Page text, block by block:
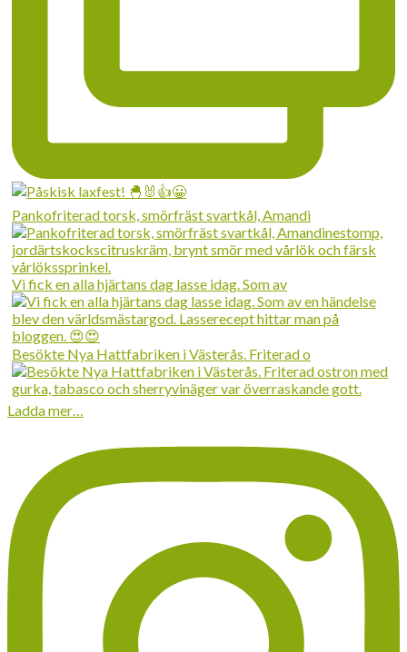
Pankofriterad torsk, smörfräst svartkål, Amandi
Vi fick en alla hjärtans dag lasse idag. Som av
Besökte Nya Hattfabriken i Västerås. Friterad o
Ladda mer…